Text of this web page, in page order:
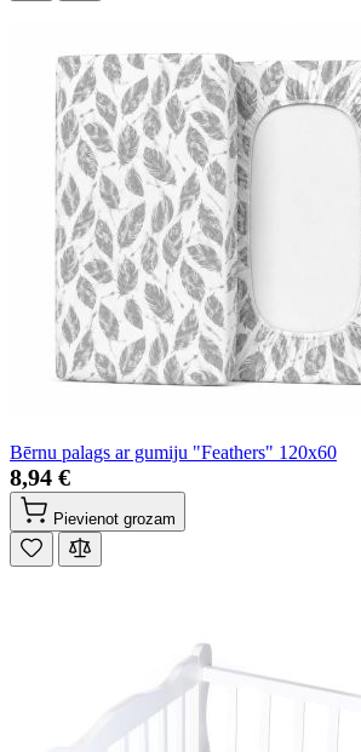
Bērnu palags ar gumiju "Feathers" 120x60
8,94 €
Pievienot grozam